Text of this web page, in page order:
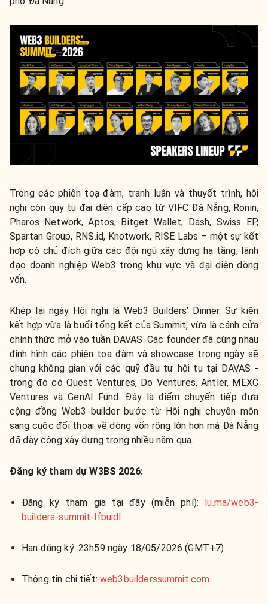
Trong các phiên toạ đàm, tranh luận và thuyết trình, hội
nghị còn quy tụ đại diện cấp cao từ VIFC Đà Nẵng, Ronin,
Pharos Network, Aptos, Bitget Wallet, Dash, Swiss EP,
Spartan Group, RNS.id, Knotwork, RISE Labs – một sự kết
hợp có chủ đích giữa các đội ngũ xây dựng hạ tầng, lãnh
đạo doanh nghiệp Web3 trong khu vực và đại diện dòng
vốn.
Khép lại ngày Hội nghị là Web3 Builders' Dinner. Sự kiện
kết hợp vừa là buổi tổng kết của Summit, vừa là cánh cửa
chính thức mở vào tuần DAVAS. Các founder đã cùng nhau
định hình các phiên toạ đàm và showcase trong ngày sẽ
chung không gian với các quỹ đầu tư hội tụ tại DAVAS -
trong đó có Quest Ventures, Do Ventures, Antler, MEXC
Ventures và GenAI Fund. Đây là điểm chuyển tiếp đưa
cộng đồng Web3 builder bước từ Hội nghị chuyên môn
sang cuộc đối thoại về dòng vốn rộng lớn hơn mà Đà Nẵng
đã dày công xây dựng trong nhiều năm qua.
Đăng ký tham dự W3BS 2026:
Đăng ký tham gia tại đây (miễn phí): lu.ma/web3-
builders-summit-lfbuidl
Hạn đăng ký: 23h59 ngày 18/05/2026 (GMT+7)
Thông tin chi tiết:web3builderssummit.com